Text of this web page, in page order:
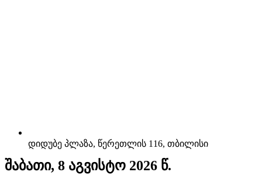
დიდუბე პლაზა, წერეთლის 116, თბილისი
შაბათი, 8 აგვისტო 2026 წ.